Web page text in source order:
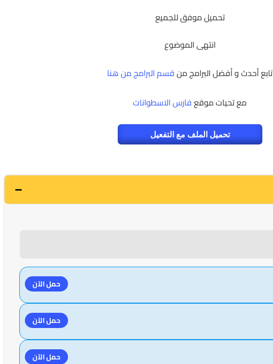
تحميل موفق للجميع
انتهى الموضوع
تابع أحدث و أفضل البرامج منقسم البرامج من هنا
مع تحيات موقعفارس الاسطوانات
تحميل الملف مع التفعيل
حمل الآن
حمل الآن
حمل الآن